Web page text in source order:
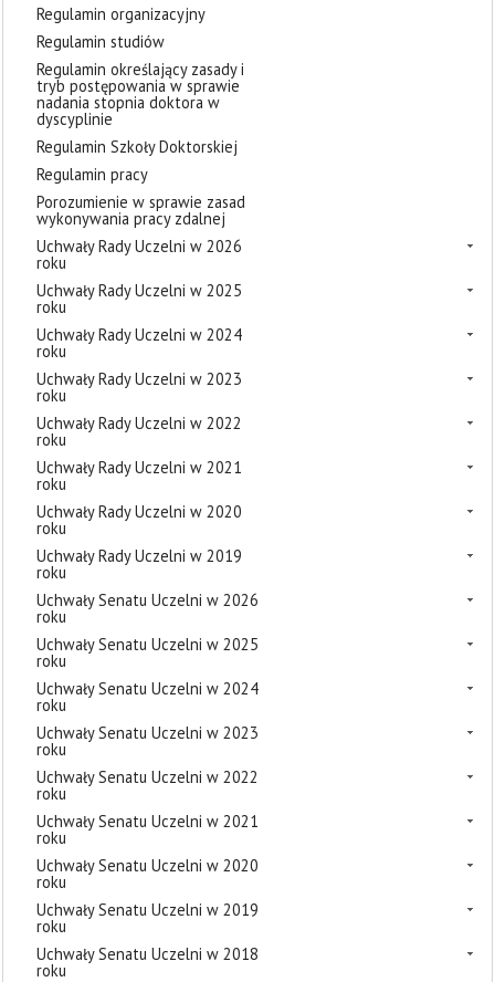
Regulamin organizacyjny
Regulamin studiów
Regulamin określający zasady i
tryb postępowania w sprawie
nadania stopnia doktora w
dyscyplinie
Regulamin Szkoły Doktorskiej
Regulamin pracy
Porozumienie w sprawie zasad
wykonywania pracy zdalnej
Uchwały Rady Uczelni w 2026
roku
Uchwały Rady Uczelni w 2025
roku
Uchwały Rady Uczelni w 2024
roku
Uchwały Rady Uczelni w 2023
roku
Uchwały Rady Uczelni w 2022
roku
Uchwały Rady Uczelni w 2021
roku
Uchwały Rady Uczelni w 2020
roku
Uchwały Rady Uczelni w 2019
roku
Uchwały Senatu Uczelni w 2026
roku
Uchwały Senatu Uczelni w 2025
roku
Uchwały Senatu Uczelni w 2024
roku
Uchwały Senatu Uczelni w 2023
roku
Uchwały Senatu Uczelni w 2022
roku
Uchwały Senatu Uczelni w 2021
roku
Uchwały Senatu Uczelni w 2020
roku
Uchwały Senatu Uczelni w 2019
roku
Uchwały Senatu Uczelni w 2018
roku